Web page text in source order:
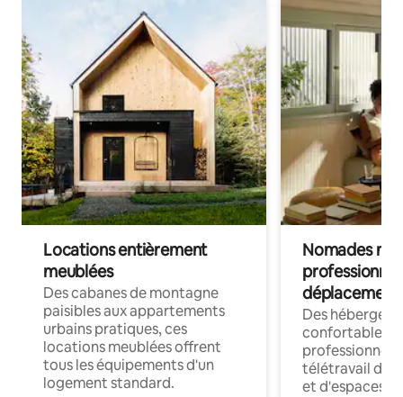
Locations entièrement
meublées
Des cabanes de montagne
paisibles aux appartements
urbains pratiques, ces
locations meublées offrent
tous les équipements d'un
logement standard.
Nomades
déplacement
Des
confortables
professionnels
télétravail
et d'espaces